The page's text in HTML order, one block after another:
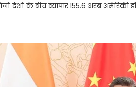
देशों के बीच व्यापार 155.6 अरब